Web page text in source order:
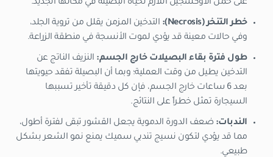
على حمل الأوكسجين اللازم لحياة البصيلة في مكانها الجديد.
خطر التنخر (Necrosis):
التدخين المزمن يقلل من تروية الجلد،
وفي حالات معينة قد يؤدي لموت الأنسجة في منطقة الزراعة.
طول فترة بقاء البصيلات خارج الجسم: النزيف الناتج عن
التدخين يطيل من وقت العملية؛ وبما أن البصيلة تفقد حيويتها
بعد 6 ساعات خارج الجسم، فإن كل دقيقة تأخير تسببها
السيجارة تمثل خطراً على النتائج.
الندبات: ضعف الدورة الدموية يجعل القشور تبقى لفترة أطول،
مما قد يؤدي لتكون نسيج تندبي سميك يمنع نمو الشعر بشكل
طبيعي.